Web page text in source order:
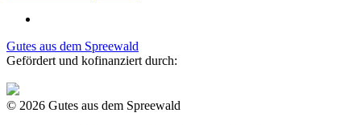
Gutes aus dem Spreewald
Gefördert und kofinanziert durch:
© 2026 Gutes aus dem Spreewald